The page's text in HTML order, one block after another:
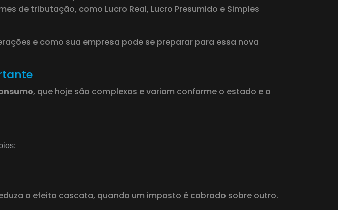
de tributação, como Lucro Real, Lucro Presumido e Simples
e como sua empresa pode se preparar para essa nova
, que hoje são complexos e variam conforme o estado e o
o efeito cascata, quando um imposto é cobrado sobre outro.